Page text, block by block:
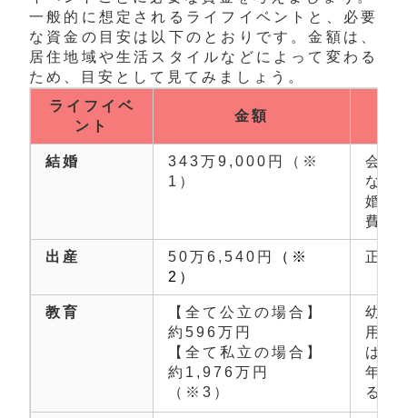
一般的に想定されるライフイベントと、必要
な資金の目安は以下のとおりです。金額 は、
居住地域や生活スタイルなどによって変わる
ため、目安として見てみましょう 。
ライフイベ
ント
金額
結婚
343万9,000円（※
1）
会場
など
婚指
費用
出産 50万6,540円
（※
2）
正常
教育
【全て公立の場合】
約596万円
【全て私立の場合】
約1,976万円
（※3）
幼稚
用。
は、
年間
る。